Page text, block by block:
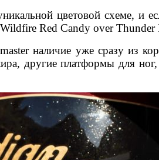
цветовой схеме, и
Red Candy over
наличие уже сразу из
другие платформы для